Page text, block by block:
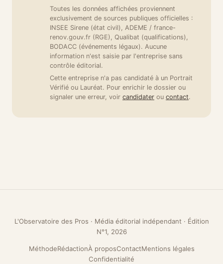
Toutes les données affichées proviennent
exclusivement de sources publiques officielles :
INSEE Sirene (état civil), ADEME / france-
renov.gouv.fr (RGE), Qualibat (qualifications),
BODACC (événements légaux). Aucune
information n'est saisie par l'entreprise sans
contrôle éditorial.
Cette entreprise n'a pas candidaté à un Portrait
Vérifié ou Lauréat. Pour enrichir le dossier ou
signaler une erreur, voir candidater ou contact.
L'Observatoire des Pros · Média éditorial indépendant · Édition
N°1, 2026
MéthodeRédactionÀ proposContactMentions légales
Confidentialité